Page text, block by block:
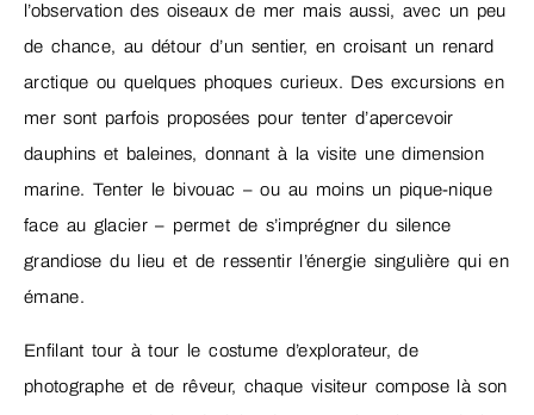
l’observation des oiseaux de mer mais aussi, avec un peu
de chance, au détour d’un sentier, en croisant un renard
arctique ou quelques phoques curieux. Des excursions en
mer sont parfois proposées pour tenter d’apercevoir
dauphins et baleines, donnant à la visite une dimension
marine. Tenter le bivouac – ou au moins un pique-nique
face au glacier – permet de s’imprégner du silence
grandiose du lieu et de ressentir l’énergie singulière qui en
émane.
Enfilant tour à tour le costume d’explorateur, de
photographe et de rêveur, chaque visiteur compose là son